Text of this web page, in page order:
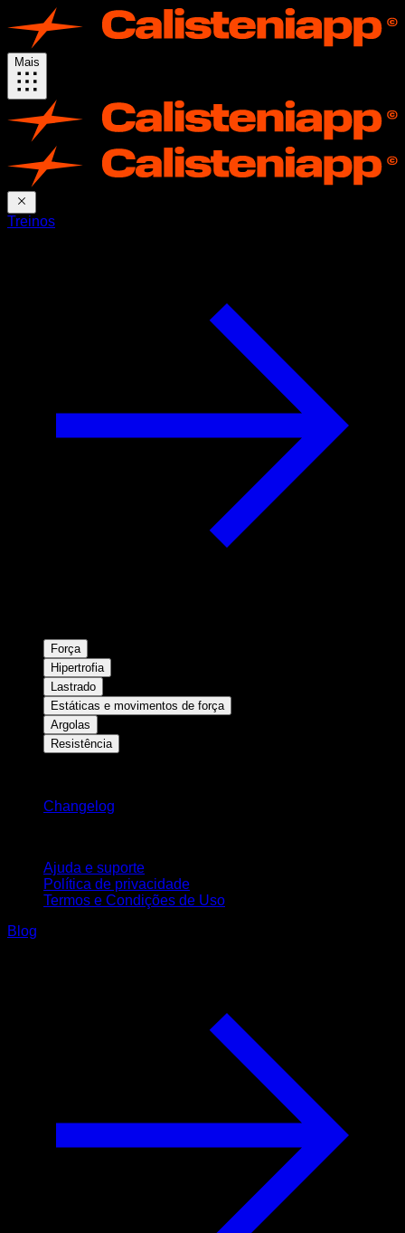
Mais
Treinos
Força
Hipertrofia
Lastrado
Estáticas e movimentos de força
Argolas
Resistência
Changelog
Ajuda e suporte
Política de privacidade
Termos e Condições de Uso
Blog